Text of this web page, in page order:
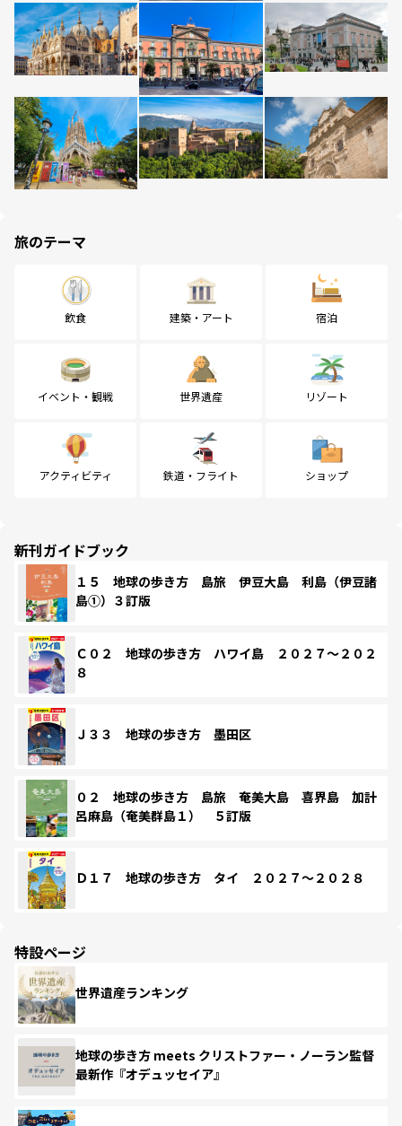
旅のテーマ
飲食 建築・アート 宿泊
イベント・観戦 世界遺産 リゾート
アクティビティ 鉄道・フライト ショップ
新刊ガイドブック
１５ 地球の歩き方 島旅 伊豆大島 利島（伊豆諸
島①）３訂版
Ｃ０２ 地球の歩き方 ハワイ島 ２０２７～２０２
８
Ｊ３３ 地球の歩き方 墨田区
０２ 地球の歩き方 島旅 奄美大島 喜界島 加計
呂麻島（奄美群島１） ５訂版
Ｄ１７ 地球の歩き方 タイ ２０２７～２０２８
特設ページ
世界遺産ランキング
地球の歩き方 meets クリストファー・ノーラン監督
最新作『オデュッセイア』